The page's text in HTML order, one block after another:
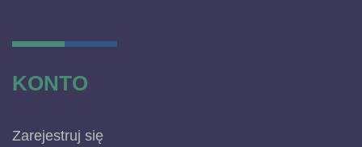
KONTO
Zarejestruj się